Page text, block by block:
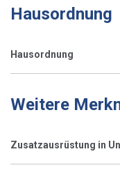
Hausordnung
Hausordnung
Weitere
Zusatzausrüstung in